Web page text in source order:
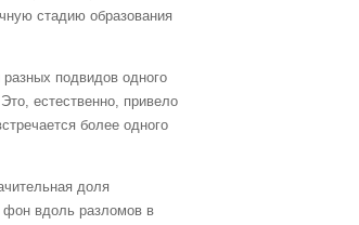
стадию образования
подвидов одного
естественно, привело
более одного
доля
вдоль разломов в